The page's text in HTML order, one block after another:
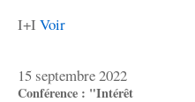
I+I Voir
15 septembre 2022
Conférence : "Intérêt